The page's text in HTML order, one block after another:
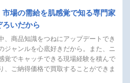
市場の需給を肌感覚で知る専門家
ろいだから
、商品知識をつねにアップデートでき
ジャンルを心底好きだから。また、ニ
覚でキャッチできる現場経験を積んで
、ご納得価格で買取することができま